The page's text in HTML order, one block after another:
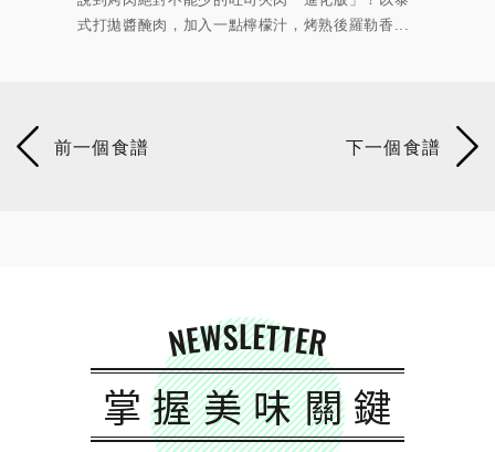
烤熟後羅勒香...
雞肉，燒烤過後，麻油香更加醇厚濃郁，口感鹹
NEWSLETTER
掌握美味關鍵